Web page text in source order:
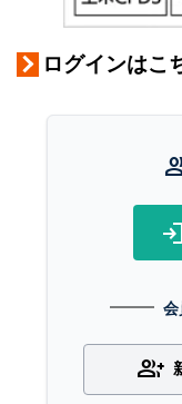
ログインはこ
group_add